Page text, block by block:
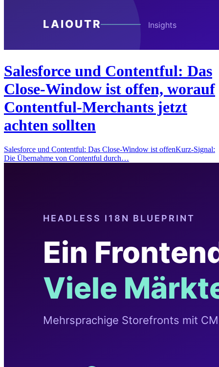
Salesforce und Contentful: Das
Close-Window ist offen, worauf
Contentful-Merchants jetzt
achten sollten
Salesforce und Contentful: Das Close-Window ist offenKurz-Signal:
Die Übernahme von Contentful durch…